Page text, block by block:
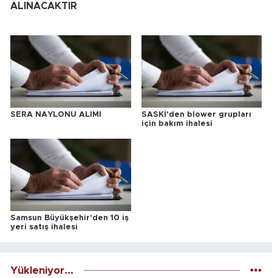
ALINACAKTIR
SERA NAYLONU ALIMI
SASKİ'den blower grupları
için bakım ihalesi
Samsun Büyükşehir'den 10 iş
yeri satış ihalesi
Yükleniyor...